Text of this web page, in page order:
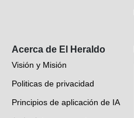
Acerca de El Heraldo
Visión y Misión
Politicas de privacidad
Principios de aplicación de IA